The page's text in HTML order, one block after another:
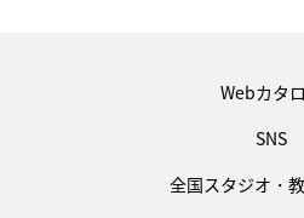
Webカタ
SNS
全国スタジオ・